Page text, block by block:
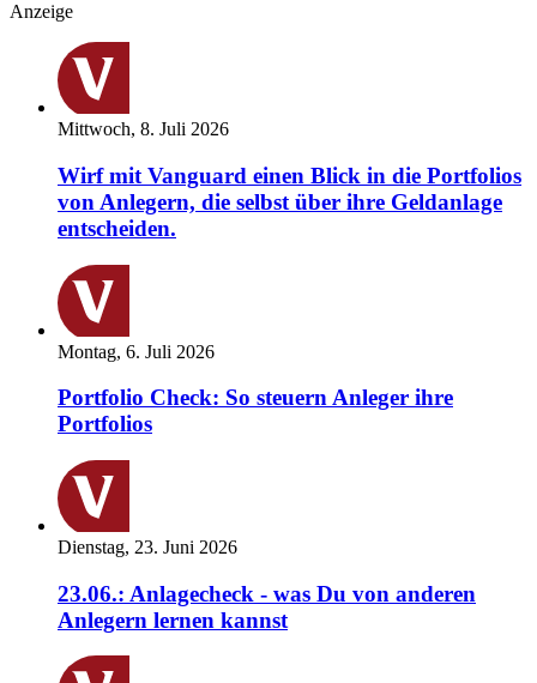
Anzeige
Mittwoch, 8. Juli 2026
Wirf mit Vanguard einen Blick in die Portfolios
von Anlegern, die selbst über ihre Geldanlage
entscheiden.
Montag, 6. Juli 2026
Portfolio Check: So steuern Anleger ihre
Portfolios
Dienstag, 23. Juni 2026
23.06.: Anlagecheck - was Du von anderen
Anlegern lernen kannst